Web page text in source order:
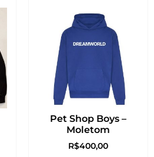
Pet Shop Boys –
Moletom
R$400,00